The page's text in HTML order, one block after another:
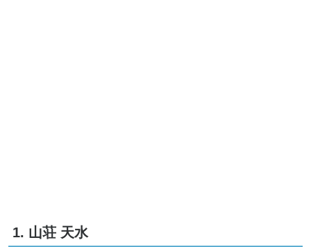
1. 山荘 天水